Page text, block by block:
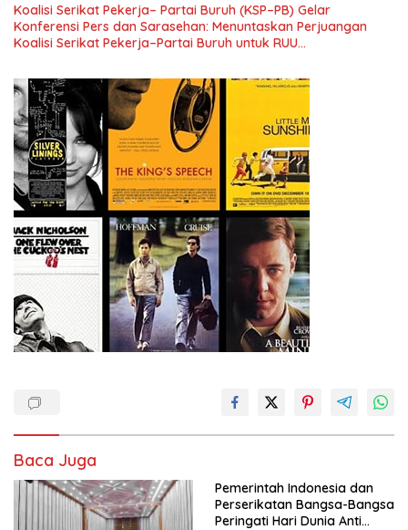
Koalisi Serikat Pekerja– Partai Buruh (KSP–PB) Gelar
Konferensi Pers dan Sarasehan: Menuntaskan Perjuangan
Koalisi Serikat Pekerja–Partai Buruh untuk RUU
Baca Juga
Pemerintah Indonesia dan
Perserikatan Bangsa-Bangsa
Peringati Hari Dunia Anti